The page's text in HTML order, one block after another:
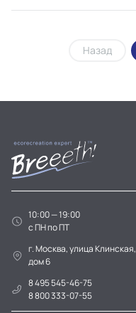
Назад
10:00 — 19:00
c ПН по ПТ
г. Москва, улица Клинская,
дом 6
8 495 545-46-75
8 800 333-07-55